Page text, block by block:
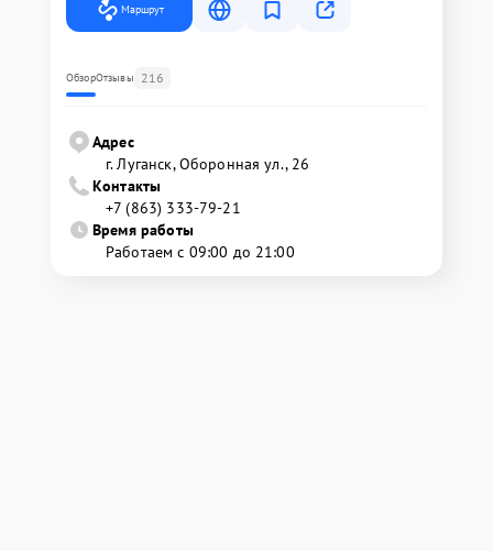
Маршрут
ОбзорОтзывы 216
Адрес
г. Луганск, Оборонная ул., 26
Контакты
+7 (863) 333-79-21
Время работы
Работаем с 09:00 до 21:00